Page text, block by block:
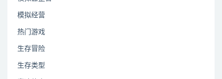
模拟经营
热门游戏
生存冒险
生存类型